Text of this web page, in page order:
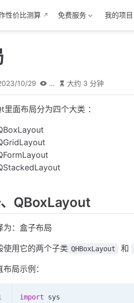
性价比测算 免费服务 我的项目
10/29 ... 大约 3 分钟
里面布局分为四个大类 ：
QBoxLayout
为：盒子布局
使用它的两个子类 QHBoxLayout 和
布局示例：
import sys